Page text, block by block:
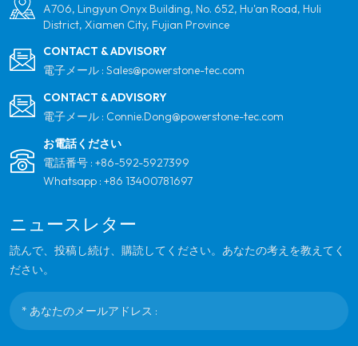
A706, Lingyun Onyx Building, No. 652, Hu'an Road, Huli
District, Xiamen City, Fujian Province
CONTACT & ADVISORY
電子メール : Sales@powerstone-tec.com
CONTACT & ADVISORY
電子メール : Connie.Dong@powerstone-tec.com
お電話ください
電話番号 : +86-592-5927399
Whatsapp : +86 13400781697
ニュースレター
読んで、投稿し続け、購読してください。あなたの考えを教えてく
ださい。